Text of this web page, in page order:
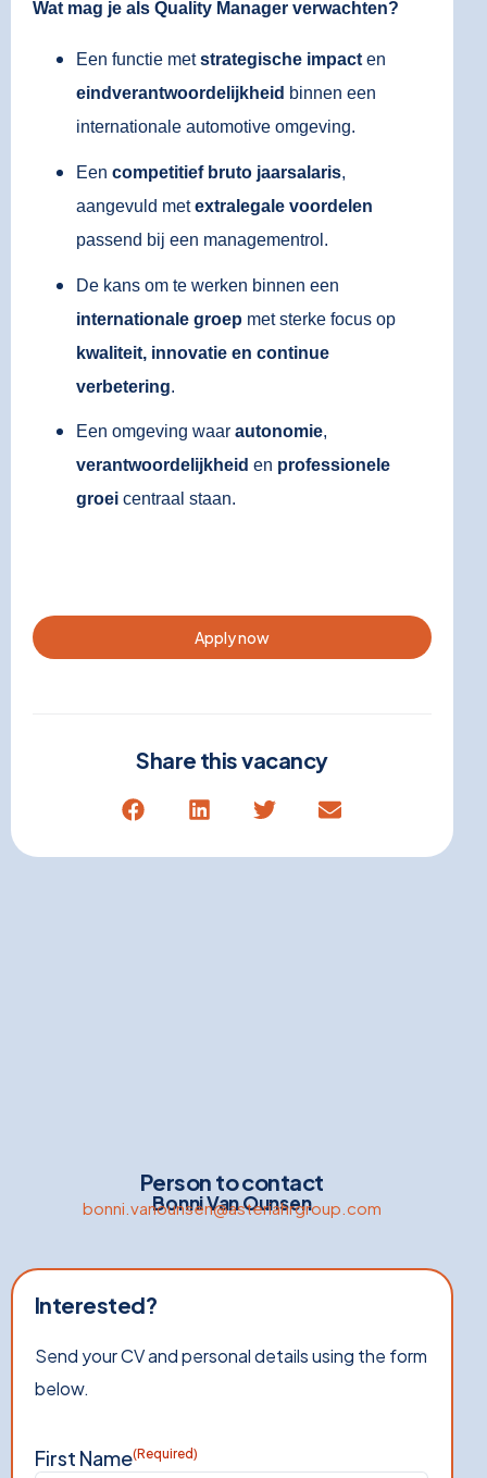
Wat mag je als Quality Manager verwachten?
Een functie metstrategische impact en
eindverantwoordelijkheid binnen een
internationale automotive omgeving.
Een competitief bruto jaarsalaris,
aangevuld metextralegale voordelen
passend bij een managementrol.
De kans om te werken binnen een
internationale groep met sterke focus op
kwaliteit, innovatie en continue
verbetering.
Een omgeving waar autonomie,
verantwoordelijkheid en professionele
groei centraal staan.
Apply now
Share this vacancy
Person to contact
Bonni Van Ounsen
bonni.vanounsen@asteriahrgroup.com
Interested?
Send your CV and personal details using the form
below.
First Name(Required)